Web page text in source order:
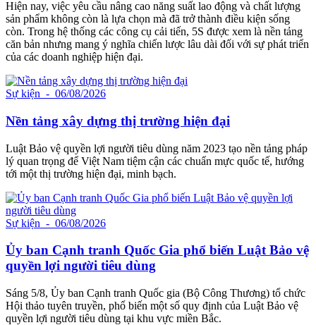
Hiện nay, việc yêu cầu nâng cao năng suất lao động và chất lượng
sản phẩm không còn là lựa chọn mà đã trở thành điều kiện sống
còn. Trong hệ thống các công cụ cải tiến, 5S được xem là nền tảng
căn bản nhưng mang ý nghĩa chiến lược lâu dài đối với sự phát triển
của các doanh nghiệp hiện đại.
Sự kiện - 06/08/2026
Nền tảng xây dựng thị trường hiện đại
Luật Bảo vệ quyền lợi người tiêu dùng năm 2023 tạo nền tảng pháp
lý quan trọng để Việt Nam tiệm cận các chuẩn mực quốc tế, hướng
tới một thị trường hiện đại, minh bạch.
Sự kiện - 06/08/2026
Ủy ban Cạnh tranh Quốc Gia phổ biến Luật Bảo vệ
quyền lợi người tiêu dùng
Sáng 5/8, Ủy ban Cạnh tranh Quốc gia (Bộ Công Thương) tổ chức
Hội thảo tuyên truyền, phổ biến một số quy định của Luật Bảo vệ
quyền lợi người tiêu dùng tại khu vực miền Bắc.